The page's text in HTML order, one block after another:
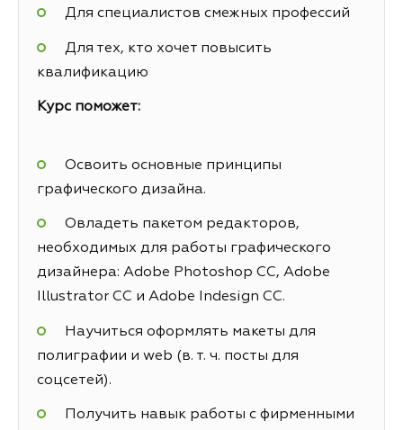
Для специалистов смежных профессий
Для тех, кто хочет повысить
квалификацию
Курс поможет:
Освоить основные принципы
графического дизайна.
Овладеть пакетом редакторов,
необходимых для работы графического
дизайнера: Adobe Photoshop CC, Adobe
Illustrator CC и Adobe Indesign CC.
Научиться оформлять макеты для
полиграфии и web (в. т. ч. посты для
соцсетей).
Получить навык работы с фирменными